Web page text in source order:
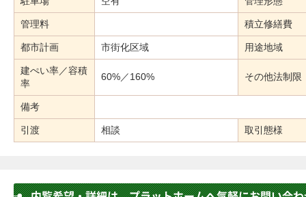
管理料 積立修繕費
都市計画 市街化区域 用途地域
建ぺい率／容積
率
60%／160% その他法制限
備考
引渡 相談 取引態様